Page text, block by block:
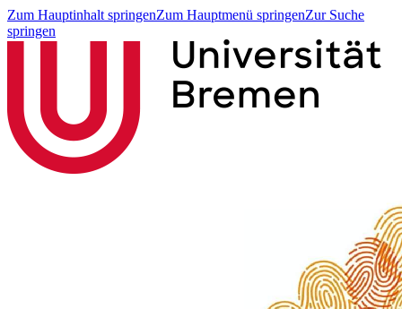
Zum Hauptinhalt springenZum Hauptmenü springenZur Suche
springen